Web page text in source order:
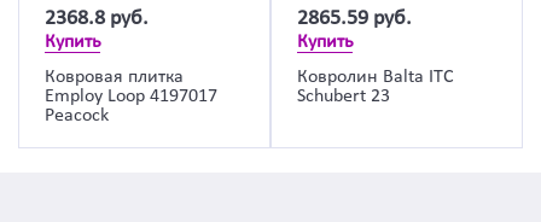
2368.8 руб.
Купить
Ковровая плитка
Employ Loop 4197017
Peacock
2865.59 руб.
Купить
Ковролин Balta ITC
Schubert 23